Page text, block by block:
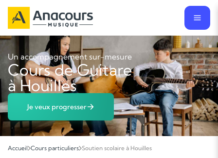
Un accompagnement sur-mesure
Cours de Guitare
à Houilles
Je veux progresser
Accueil Cours particuliers Soutien scolaire à Houilles